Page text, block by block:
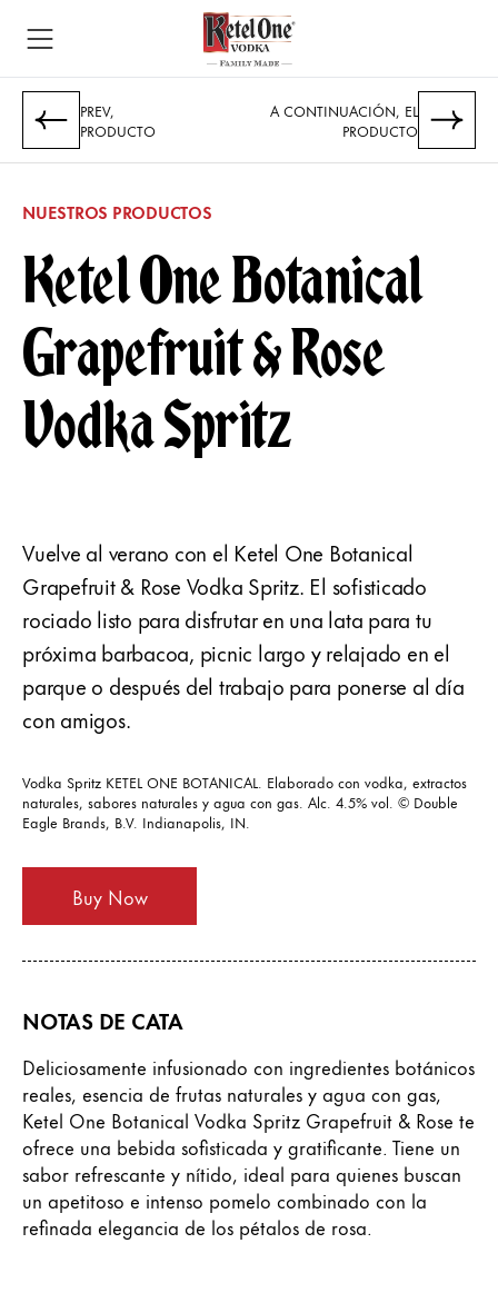
PREV,
PRODUCTO
A CONTINUACIÓN, EL
PRODUCTO
NUESTROS PRODUCTOS
Ketel One Botanical
Grapefruit & Rose
Vodka Spritz
Vuelve al verano con el Ketel One Botanical
Grapefruit & Rose Vodka Spritz. El sofisticado
rociado listo para disfrutar en una lata para tu
próxima barbacoa, picnic largo y relajado en el
parque o después del trabajo para ponerse al día
con amigos.
Vodka Spritz KETEL ONE BOTANICAL. Elaborado con vodka, extractos
naturales, sabores naturales y agua con gas. Alc. 4.5% vol. © Double
Eagle Brands, B.V. Indianapolis, IN.
Buy Now
NOTAS DE CATA
Deliciosamente infusionado con ingredientes botánicos
reales, esencia de frutas naturales y agua con gas,
Ketel One Botanical Vodka Spritz Grapefruit & Rose te
ofrece una bebida sofisticada y gratificante. Tiene un
sabor refrescante y nítido, ideal para quienes buscan
un apetitoso e intenso pomelo combinado con la
refinada elegancia de los pétalos de rosa.